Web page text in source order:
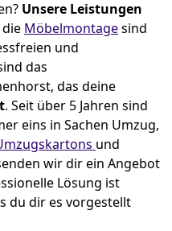
Unsere Leistungen
Möbelmontagesind
und
das
das deine
. Seit über 5 Jahren sind
eins in Sachen Umzug,
und
wir dir ein Angebot
Lösung ist
du dir es vorgestellt